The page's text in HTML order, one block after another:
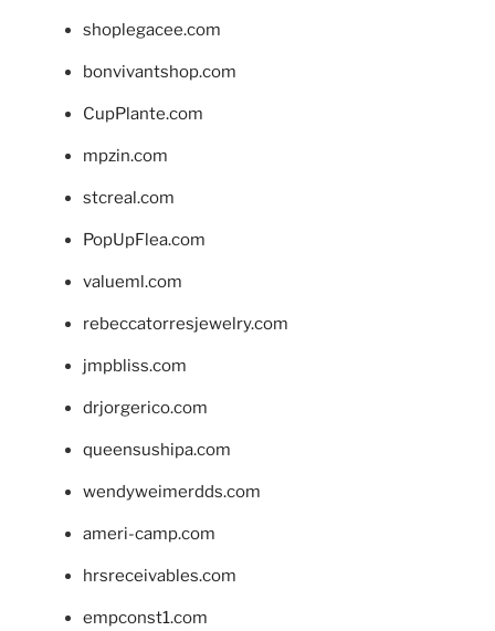
shoplegacee.com
bonvivantshop.com
CupPlante.com
mpzin.com
stcreal.com
PopUpFlea.com
valueml.com
rebeccatorresjewelry.com
jmpbliss.com
drjorgerico.com
queensushipa.com
wendyweimerdds.com
ameri-camp.com
hrsreceivables.com
empconst1.com